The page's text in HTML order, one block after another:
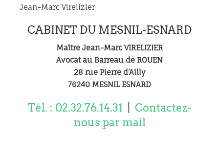
Jean-Marc Virelizier
CABINET DU MESNIL-ESNARD
Maître Jean-Marc VIRELIZIER
Avocat au Barreau de ROUEN
28 rue Pierre d’Ailly
76240 MESNIL ESNARD
Tél. : 02.32.76.14.31
Contactez-
nous par mail